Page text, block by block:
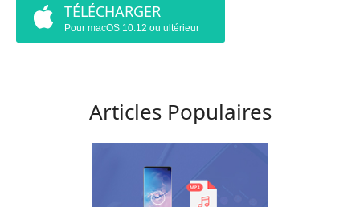
TÉLÉCHARGER
Pour macOS 10.12 ou ultérieur
Articles Populaires